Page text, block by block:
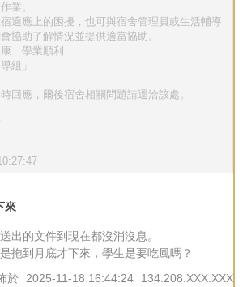
業。
應上的困擾，也可與宿舍管理員或生活輔導
協助了解情況並提供適當協助。
學業順利
組」
回應，爾後宿舍相關問題請逕洽該處。
來
出的文件到現在都沒消沒息。
拖到月底才下來，學生是要吃風嗎？
於 2025-11-18 16:44:24 134.208.XXX.XXX